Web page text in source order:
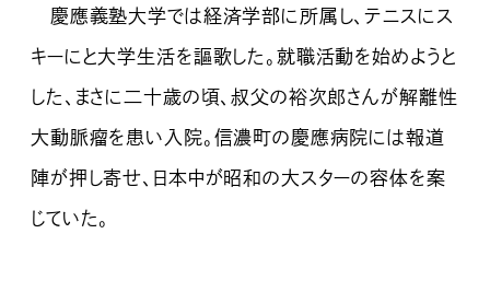
慶應義塾大学では経済学部に所属し、テニスにス
キーにと大学生活を謳歌した。就職活動を始めようと
した、まさに二十歳の頃、叔父の裕次郎さんが解離性
大動脈瘤を患い入院。信濃町の慶應病院には報道
陣が押し寄せ、日本中が昭和の大スターの容体を案
じていた。